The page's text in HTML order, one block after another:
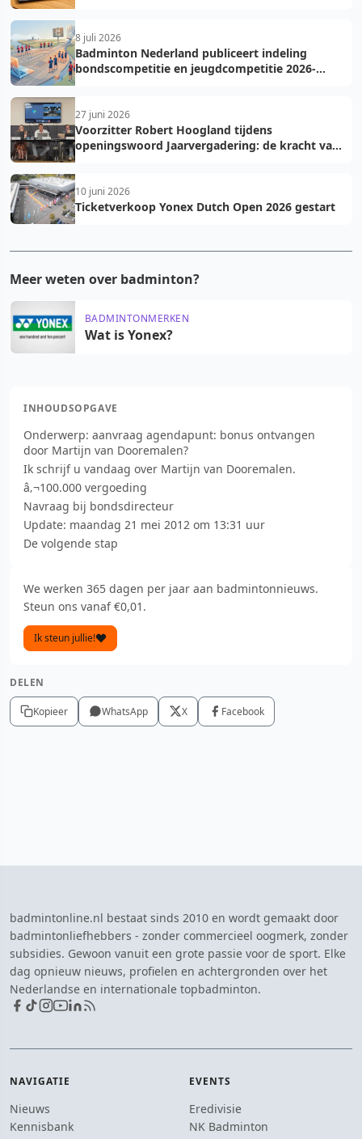
8 juli 2026
Badminton Nederland publiceert indeling
bondscompetitie en jeugdcompetitie 2026-
27 juni 2026
Voorzitter Robert Hoogland tijdens
openingswoord Jaarvergadering: de kracht van
10 juni 2026
Ticketverkoop Yonex Dutch Open 2026 gestart
Meer weten over badminton?
BADMINTONMERKEN
Wat is Yonex?
INHOUDSOPGAVE
Onderwerp: aanvraag agendapunt: bonus ontvangen
door Martijn van Dooremalen?
Ik schrijf u vandaag over Martijn van Dooremalen.
â‚¬100.000 vergoeding
Navraag bij bondsdirecteur
Update: maandag 21 mei 2012 om 13:31 uur
De volgende stap
We werken 365 dagen per jaar aan badmintonnieuws.
Steun ons vanaf €0,01.
Ik steun jullie!
DELEN
Kopieer WhatsApp X Facebook
badmintonline.nl bestaat sinds 2010 en wordt gemaakt door
badmintonliefhebbers - zonder commercieel oogmerk, zonder
subsidies. Gewoon vanuit een grote passie voor de sport. Elke
dag opnieuw nieuws, profielen en achtergronden over het
Nederlandse en internationale topbadminton.
NAVIGATIE
Nieuws
Kennisbank
EVENTS
Eredivisie
NK Badminton